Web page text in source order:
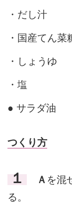
・だし汁
・国産てん菜
・しょうゆ
・塩
● サラダ油
つくり方
１ Ａ を混
る。